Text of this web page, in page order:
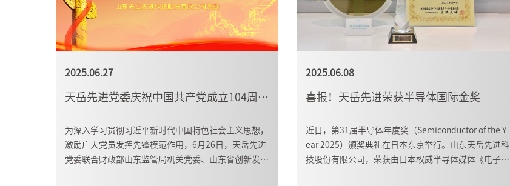
2025.06.27
天岳先进党委庆祝中国共产党成立104周年暨“七一”表彰大会圆满举行
为深入学习贯彻习近平新时代中国特色社会主义思想，
激励广大党员发挥先锋模范作用，6月26日，天岳先进
党委联合财政部山东监管局机关党委、山东省创新发展
2025.06.08
喜报！天岳先进荣获半导体国际金奖
近日，第31届半导体年度奖（Semiconductor of the Y
ear 2025）颁奖典礼在日本东京举行。山东天岳先进科
技股份有限公司，荣获由日本权威半导体媒体《电子器